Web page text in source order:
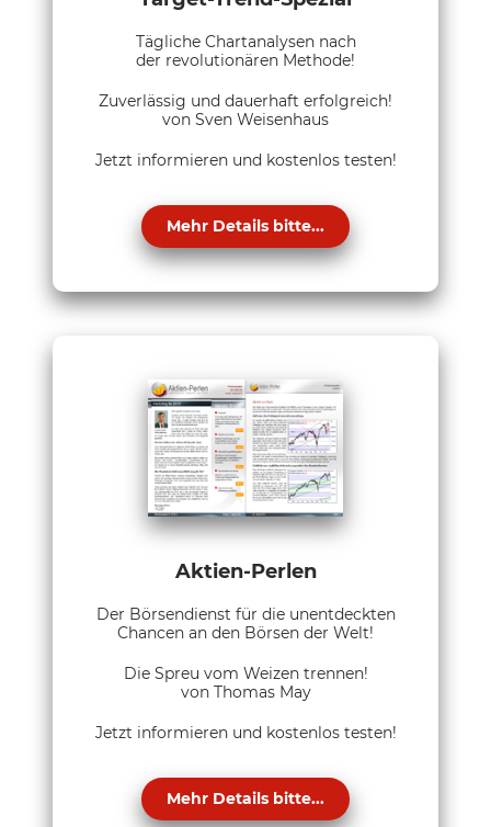
Tägliche Chartanalysen nach
der revolutionären Methode!
Zuverlässig und dauerhaft erfolgreich!
von Sven Weisenhaus
Jetzt informieren und kostenlos testen!
Mehr Details bitte...
Aktien-Perlen
Der Börsendienst für die unentdeckten
Chancen an den Börsen der Welt!
Die Spreu vom Weizen trennen!
von Thomas May
Jetzt informieren und kostenlos testen!
Mehr Details bitte...